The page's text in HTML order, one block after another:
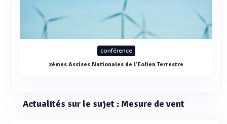
conférence
2èmes Assises Nationales de l’Eolien Terrestre
Actualités sur le sujet : Mesure de vent